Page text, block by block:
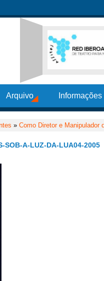
Arquivo
» Como Diretor e Manipulador
SOB-A-LUZ-DA-LUA04-2005